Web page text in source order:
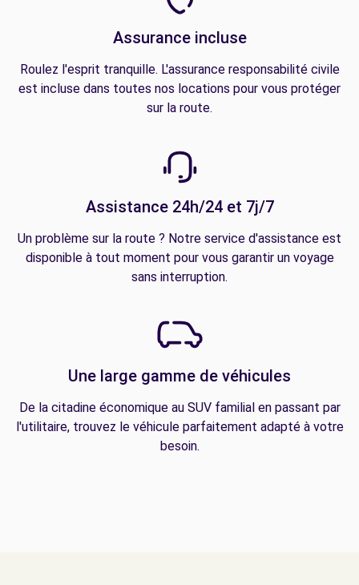
Assurance incluse
Roulez l'esprit tranquille. L'assurance responsabilité civile
est incluse dans toutes nos locations pour vous protéger
sur la route.
Assistance 24h/24 et 7j/7
Un problème sur la route ? Notre service d'assistance est
disponible à tout moment pour vous garantir un voyage
sans interruption.
Une large gamme de véhicules
De la citadine économique au SUV familial en passant par
l'utilitaire, trouvez le véhicule parfaitement adapté à votre
besoin.